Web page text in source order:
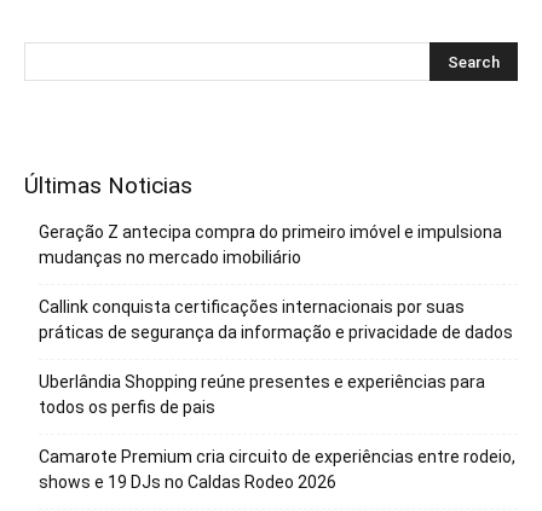
Últimas Noticias
Geração Z antecipa compra do primeiro imóvel e impulsiona
mudanças no mercado imobiliário
Callink conquista certificações internacionais por suas
práticas de segurança da informação e privacidade de dados
Uberlândia Shopping reúne presentes e experiências para
todos os perfis de pais
Camarote Premium cria circuito de experiências entre rodeio,
shows e 19 DJs no Caldas Rodeo 2026